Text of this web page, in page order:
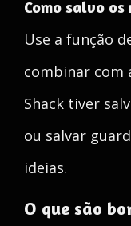
Como salvo os
Use a função
combinar com
Shack tiver
ou salvar
ideias.
O que são